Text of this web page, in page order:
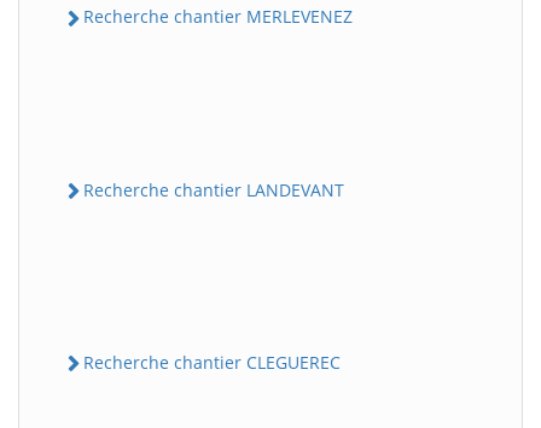
Recherche chantier MERLEVENEZ
Recherche chantier LANDEVANT
Recherche chantier CLEGUEREC